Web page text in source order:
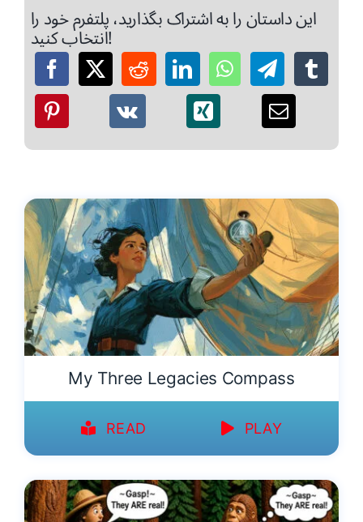
این داستان را به اشتراک بگذارید، پلتفرم خود را
انتخاب کنید!
My Three Legacies Compass
READ PLAY